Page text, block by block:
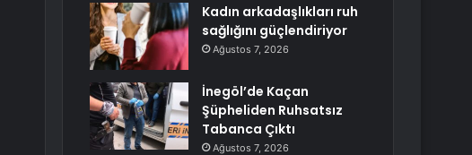
Kadın arkadaşlıkları ruh
sağlığını güçlendiriyor
Ağustos 7, 2026
İnegöl’de Kaçan
Şüpheliden Ruhsatsız
Tabanca Çıktı
Ağustos 7, 2026